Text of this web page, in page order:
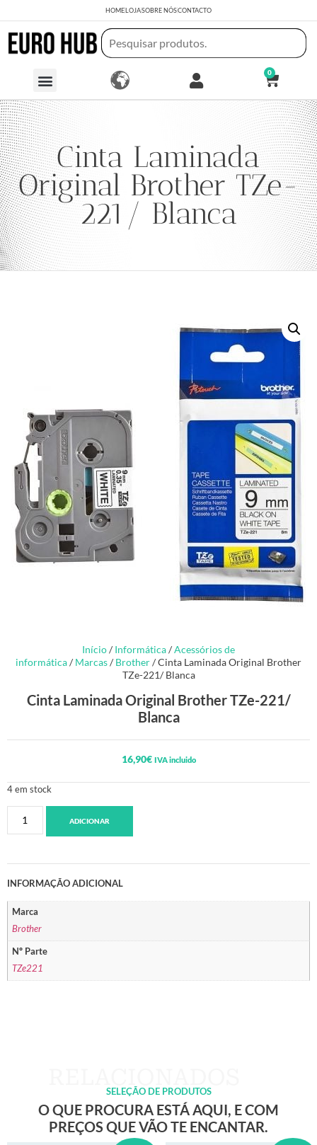
HOMELOJASOBRE NÓSCONTACTO
0
Cinta Laminada
Original Brother TZe-
221/ Blanca
Início/ Informática/Acessórios de
informática/ Marcas/ Brother/ Cinta Laminada Original Brother
TZe-221/ Blanca
Cinta Laminada Original Brother TZe-221/
Blanca
16,90€ IVA incluido
4 em stock
ADICIONAR
INFORMAÇÃO ADICIONAL
Marca
Brother
Nº Parte
TZe221
SELEÇÃO DE PRODUTOS
O QUE PROCURA ESTÁ AQUI, E COM
PREÇOS QUE VÃO TE ENCANTAR.